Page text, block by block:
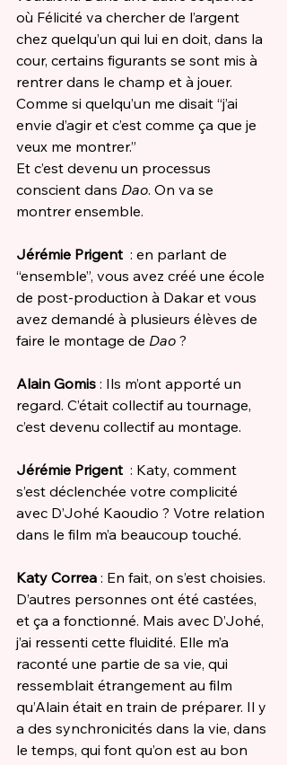
où Félicité va chercher de l’argent
chez quelqu’un qui lui en doit, dans la
cour, certains figurants se sont mis à
rentrer dans le champ et à jouer.
Comme si quelqu’un me disait “j’ai
envie d’agir et c’est comme ça que je
veux me montrer.”
Et c’est devenu un processus
conscient dans Dao. On va se
montrer ensemble.
Jérémie Prigent : en parlant de
“ensemble”, vous avez créé une école
de post-production à Dakar et vous
avez demandé à plusieurs élèves de
faire le montage de Dao ?
Alain Gomis : Ils m’ont apporté un
regard. C’était collectif au tournage,
c’est devenu collectif au montage.
Jérémie Prigent : Katy, comment
s’est déclenchée votre complicité
avec D’Johé Kaoudio ? Votre relation
dans le film m’a beaucoup touché.
Katy Correa : En fait, on s’est choisies.
D’autres personnes ont été castées,
et ça a fonctionné. Mais avec D’Johé,
j’ai ressenti cette fluidité. Elle m’a
raconté une partie de sa vie, qui
ressemblait étrangement au film
qu’Alain était en train de préparer. Il y
a des synchronicités dans la vie, dans
le temps, qui font qu’on est au bon